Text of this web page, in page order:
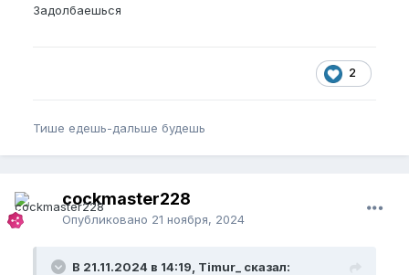
Задолбаешься
2
Тише едешь-дальше будешь
cockmaster228
Опубликовано 21 ноября, 2024
В 21.11.2024 в 14:19, Timur_ сказал: